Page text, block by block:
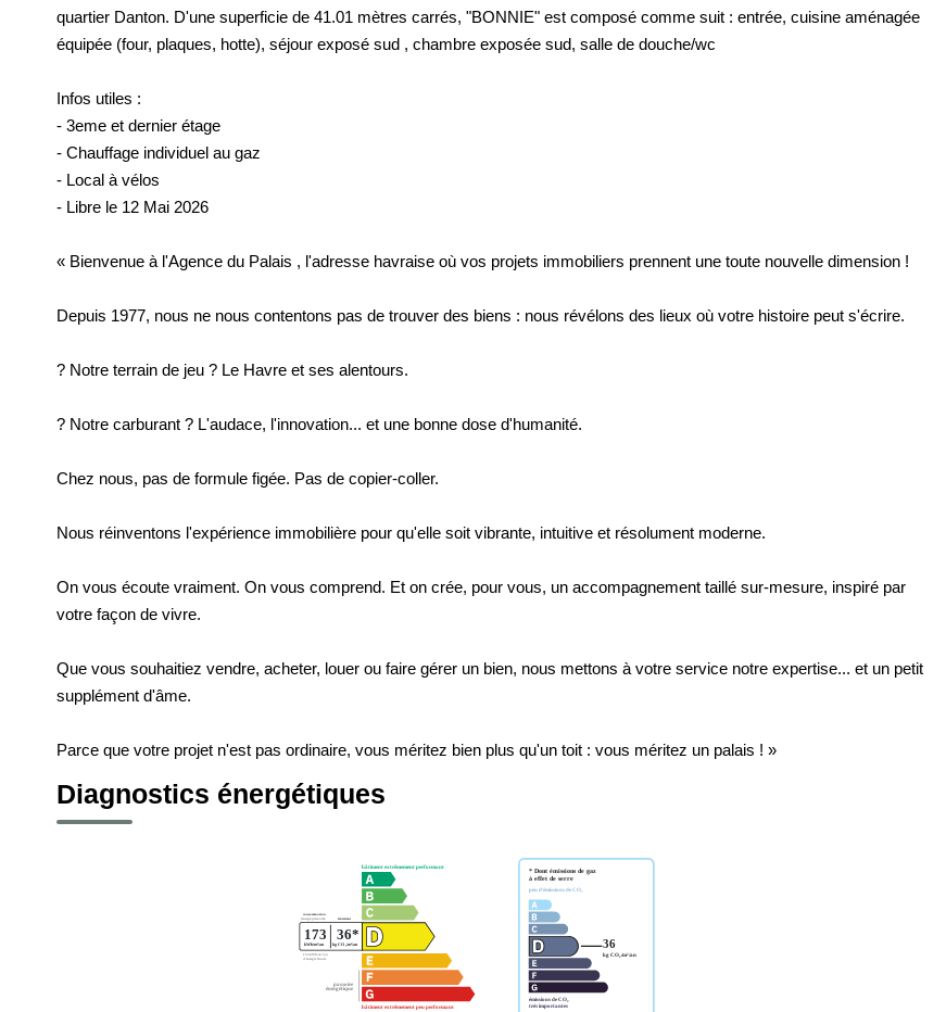
quartier Danton. D'une superficie de 41.01 mètres carrés, "BONNIE" est composé comme suit : entrée, cuisine aménagée
équipée (four, plaques, hotte), séjour exposé sud , chambre exposée sud, salle de douche/wc
Infos utiles :
- 3eme et dernier étage
- Chauffage individuel au gaz
- Local à vélos
- Libre le 12 Mai 2026
« Bienvenue à l'Agence du Palais , l'adresse havraise où vos projets immobiliers prennent une toute nouvelle dimension !
Depuis 1977, nous ne nous contentons pas de trouver des biens : nous révélons des lieux où votre histoire peut s'écrire.
? Notre terrain de jeu ? Le Havre et ses alentours.
? Notre carburant ? L'audace, l'innovation... et une bonne dose d'humanité.
Chez nous, pas de formule figée. Pas de copier-coller.
Nous réinventons l'expérience immobilière pour qu'elle soit vibrante, intuitive et résolument moderne.
On vous écoute vraiment. On vous comprend. Et on crée, pour vous, un accompagnement taillé sur-mesure, inspiré par
votre façon de vivre.
Que vous souhaitiez vendre, acheter, louer ou faire gérer un bien, nous mettons à votre service notre expertise... et un petit
supplément d'âme.
Parce que votre projet n'est pas ordinaire, vous méritez bien plus qu'un toit : vous méritez un palais ! »
Diagnostics énergétiques